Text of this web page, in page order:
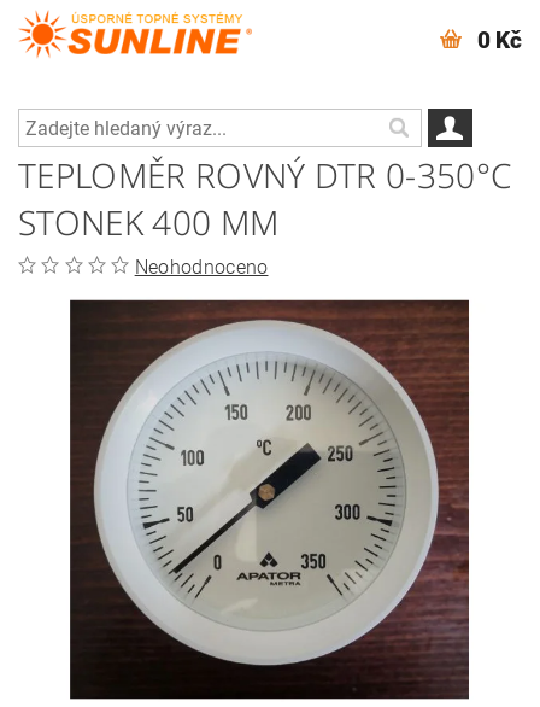
0 Kč
TEPLOMĚR ROVNÝ DTR 0-350°C
STONEK 400 MM
Neohodnoceno